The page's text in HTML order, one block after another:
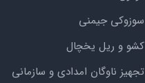
سوزوکی جیمنی
کشو و ریل یخچال
تجهیز ناوگان امدادی و سازمانی